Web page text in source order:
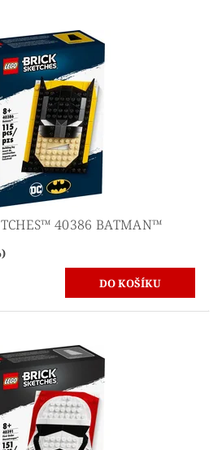
40386 BATMAN™